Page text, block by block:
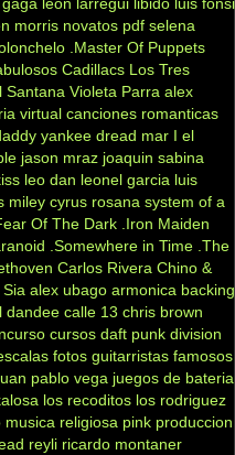
morris novatos pdf selena
.Master Of Puppets
Cadillacs Los Tres
Santana Violeta Parra alex
virtual canciones romanticas
yankee dread mar I el
jason mraz joaquin sabina
leo dan leonel garcia luis
miley cyrus rosana system of a
Of The Dark .Iron Maiden
.Somewhere in Time .The
Carlos Rivera Chino &
Sia alex ubago armonica backing
dandee calle 13 chris brown
cursos daft punk division
fotos guitarristas famosos
pablo vega juegos de bateria
los recoditos los rodriguez
musica religiosa pink produccion
reyli ricardo montaner